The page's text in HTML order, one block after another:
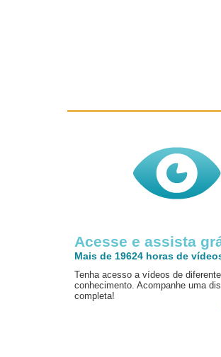
Acesse e assista
Mais de 19624 horas de
Tenha acesso a vídeos de
conhecimento. Acompanhe uma
completa!